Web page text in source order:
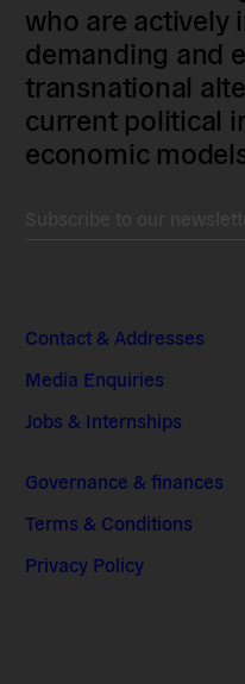
who are actively
demanding and
transnational
current political
economic
Contact & Addresses
Media Enquiries
Jobs & Internships
Governance & finances
Terms & Conditions
Privacy Policy